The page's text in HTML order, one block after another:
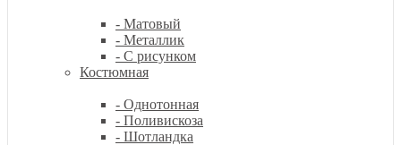
- Матовый
- Металлик
- С рисунком
Костюмная
- Однотонная
- Поливискоза
- Шотландка